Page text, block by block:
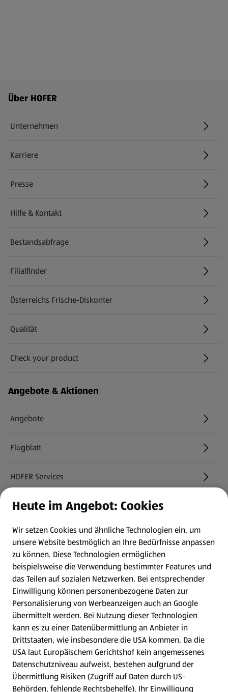
Fußzeilenmenü - weitere Links
Über HOFER
Unternehmen
Karriere
(öffnet in einem neuen Tab)
Presse
Hilfe & Kontakt
(öffnet in einem neuen Tab)
Bestandsabfrage
(öffnet in einem neuen Tab)
Filialfinder
Österreichs Frische-Diskonter
Qualität
Check your product
(öffnet in einem neuen Tab)
Angebote & Aktionen
Angebote
Flugblatt
HOFER Services
Newsletter
WhatsApp
Gewinnspiele
Mein HOFER. Meine Einkäufe.
Meine Meinung. Mein HOFER.
Gutscheingroßbestellung
(öffnet in einem neuen Tab)
Folge uns hier:
Heute im Angebot: Cookies
Wir setzen Cookies und ähnliche Technologien ein, um
unsere Website bestmöglich an Ihre Bedürfnisse anpassen
zu können. Diese Technologien ermöglichen
beispielsweise die Verwendung bestimmter Features und
das Teilen auf sozialen Netzwerken. Bei entsprechender
Einwilligung können personenbezogene Daten zur
Personalisierung von Werbeanzeigen auch an Google
übermittelt werden. Bei Nutzung dieser Technologien
kann es zu einer Datenübermittlung an Anbieter in
Drittstaaten, wie insbesondere die USA kommen. Da die
USA laut Europäischem Gerichtshof kein angemessenes
Datenschutzniveau aufweist, bestehen aufgrund der
Übermittlung Risiken (Zugriff auf Daten durch US-
Behörden, fehlende Rechtsbehelfe). Ihr Einwilligung